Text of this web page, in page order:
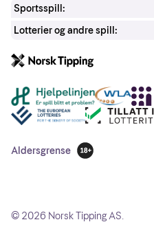
Sportsspill:
Lotterier og andre spill:
Andre lenker
Aldersgrense
18 år
© 2026 Norsk Tipping AS.